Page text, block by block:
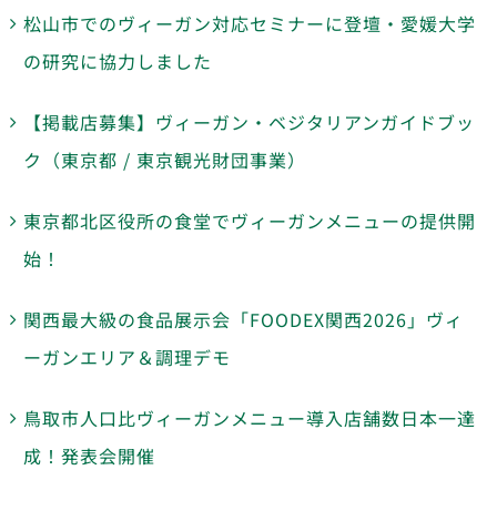
松山市でのヴィーガン対応セミナーに登壇・愛媛大学
の研究に協力しました
【掲載店募集】ヴィーガン・ベジタリアンガイドブッ
ク（東京都 / 東京観光財団事業）
東京都北区役所の食堂でヴィーガンメニューの提供開
始！
関西最大級の食品展示会「FOODEX関西2026」ヴィ
ーガンエリア＆調理デモ
鳥取市人口比ヴィーガンメニュー導入店舗数日本一達
成！発表会開催